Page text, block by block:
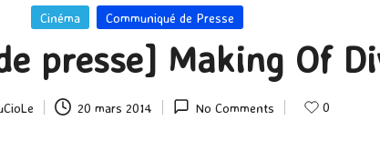
Posted
Cinéma Communiqué de Presse
presse] Making Of
20 mars 2014 No Comments 0